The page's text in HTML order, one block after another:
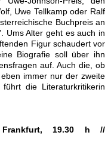
Uwe Tellkamp oder Ralf
Buchpreis an
Ums Alter geht es auch in
Figur schaudert vor
Biografie soll über ihn
auf. Auch die, ob
immer nur der zweite
die Literaturkritikerin
Frankfurt, 19.30 h //